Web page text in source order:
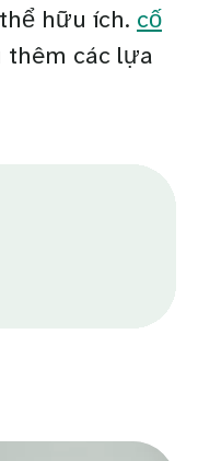
hữu ích. cố
các lựa